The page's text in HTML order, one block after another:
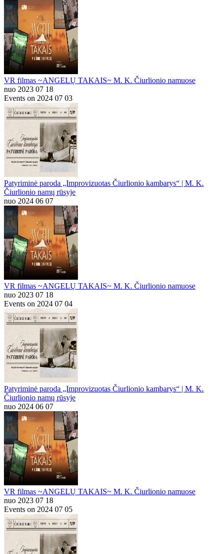
VR filmas ~ANGELŲ TAKAIS~ M. K. Čiurlionio namuose
nuo 2023 07 18
Events on 2024 07 03
Patyriminė paroda „Improvizuotas Čiurlionio kambarys“ | M. K.
Čiurlionio namų rūsyje
nuo 2024 06 07
VR filmas ~ANGELŲ TAKAIS~ M. K. Čiurlionio namuose
nuo 2023 07 18
Events on 2024 07 04
Patyriminė paroda „Improvizuotas Čiurlionio kambarys“ | M. K.
Čiurlionio namų rūsyje
nuo 2024 06 07
VR filmas ~ANGELŲ TAKAIS~ M. K. Čiurlionio namuose
nuo 2023 07 18
Events on 2024 07 05